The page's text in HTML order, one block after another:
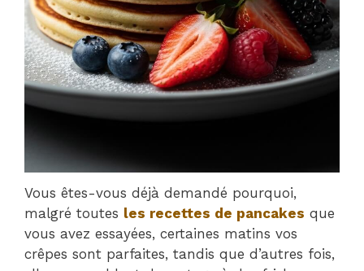
Vous êtes-vous déjà demandé pourquoi,
malgré toutes les recettes de pancakes que
vous avez essayées, certaines matins vos
crêpes sont parfaites, tandis que d’autres fois,